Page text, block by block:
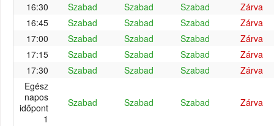
16:30 Szabad Szabad Szabad
Zárva
16:45
Szabad Szabad Szabad
Zárva
17:00
Szabad Szabad Szabad
Zárva
17:15
Szabad Szabad Szabad
Zárva
17:30
Szabad Szabad Szabad
Zárva
Egész
napos
időpont
1
Szabad Szabad Szabad Zárva